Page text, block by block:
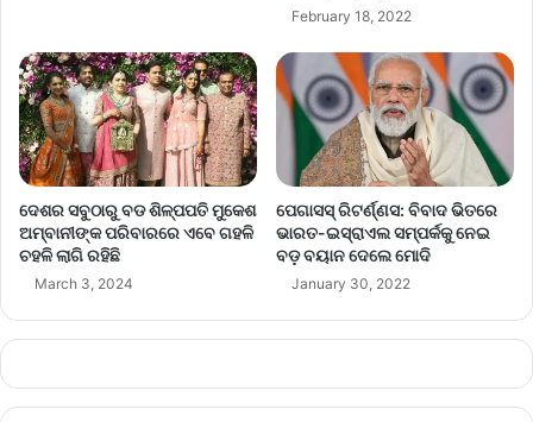
February 18, 2022
ଦେଶର ସବୁଠାରୁ ବଡ ଶିଳ୍ପପତି ମୁକେଶ
ଅମ୍ବାନୀଙ୍କ ପରିବାରରେ ଏବେ ଗହଳି
ଚହଳି ଲାଗି ରହିଛି
March 3, 2024
ପେଗାସସ୍‌ ରିଟର୍ଣ୍ଣସ: ବିବାଦ ଭିତରେ
ଭାରତ-ଇସ୍ରାଏଲ ସମ୍ପର୍କକୁ ନେଇ
ବଡ଼ ବୟାନ ଦେଲେ ମୋଦି
January 30, 2022